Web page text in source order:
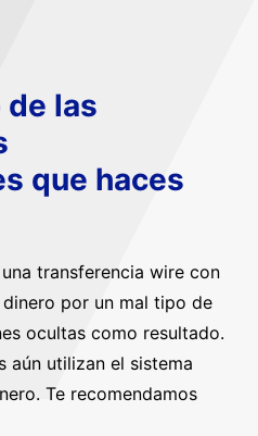
de las
que haces
transferencia wire con
por un mal tipo de
ocultas como resultado.
aún utilizan el sistema
Te recomendamos